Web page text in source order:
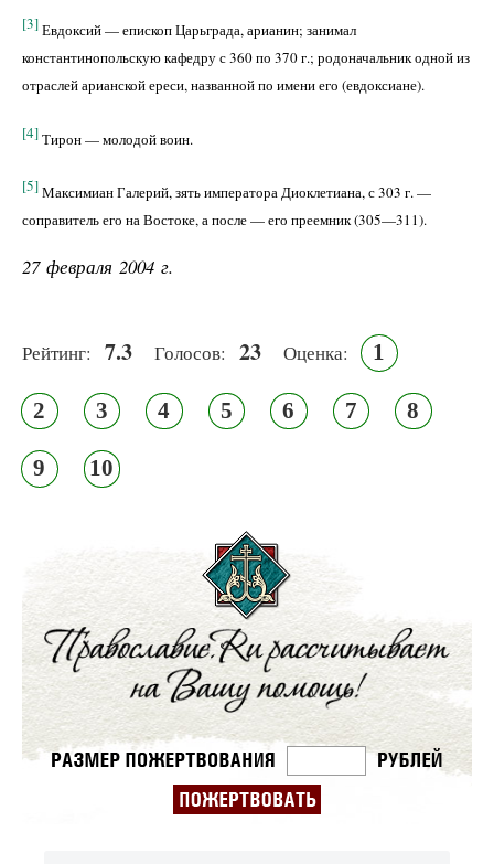
[3]Евдоксий — епископ Царьграда, арианин; занимал
константинопольскую кафедру с 360 по 370 г.; родоначальник одной из
отраслей арианской ереси, названной по имени его (евдоксиане).
[4]Тирон — молодой воин.
[5]Максимиан Галерий, зять императора Диоклетиана, с 303 г. —
соправитель его на Востоке, а после — его преемник (305—311).
27 февраля 2004 г.
Рейтинг: 7.3 Голосов: 23 Оценка: 1
2 3 4 5 6 7 8
9 10